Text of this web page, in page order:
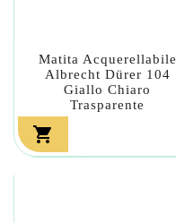
Matita Acquerellabile
Albrecht Dürer 104
Giallo Chiaro
Trasparente
